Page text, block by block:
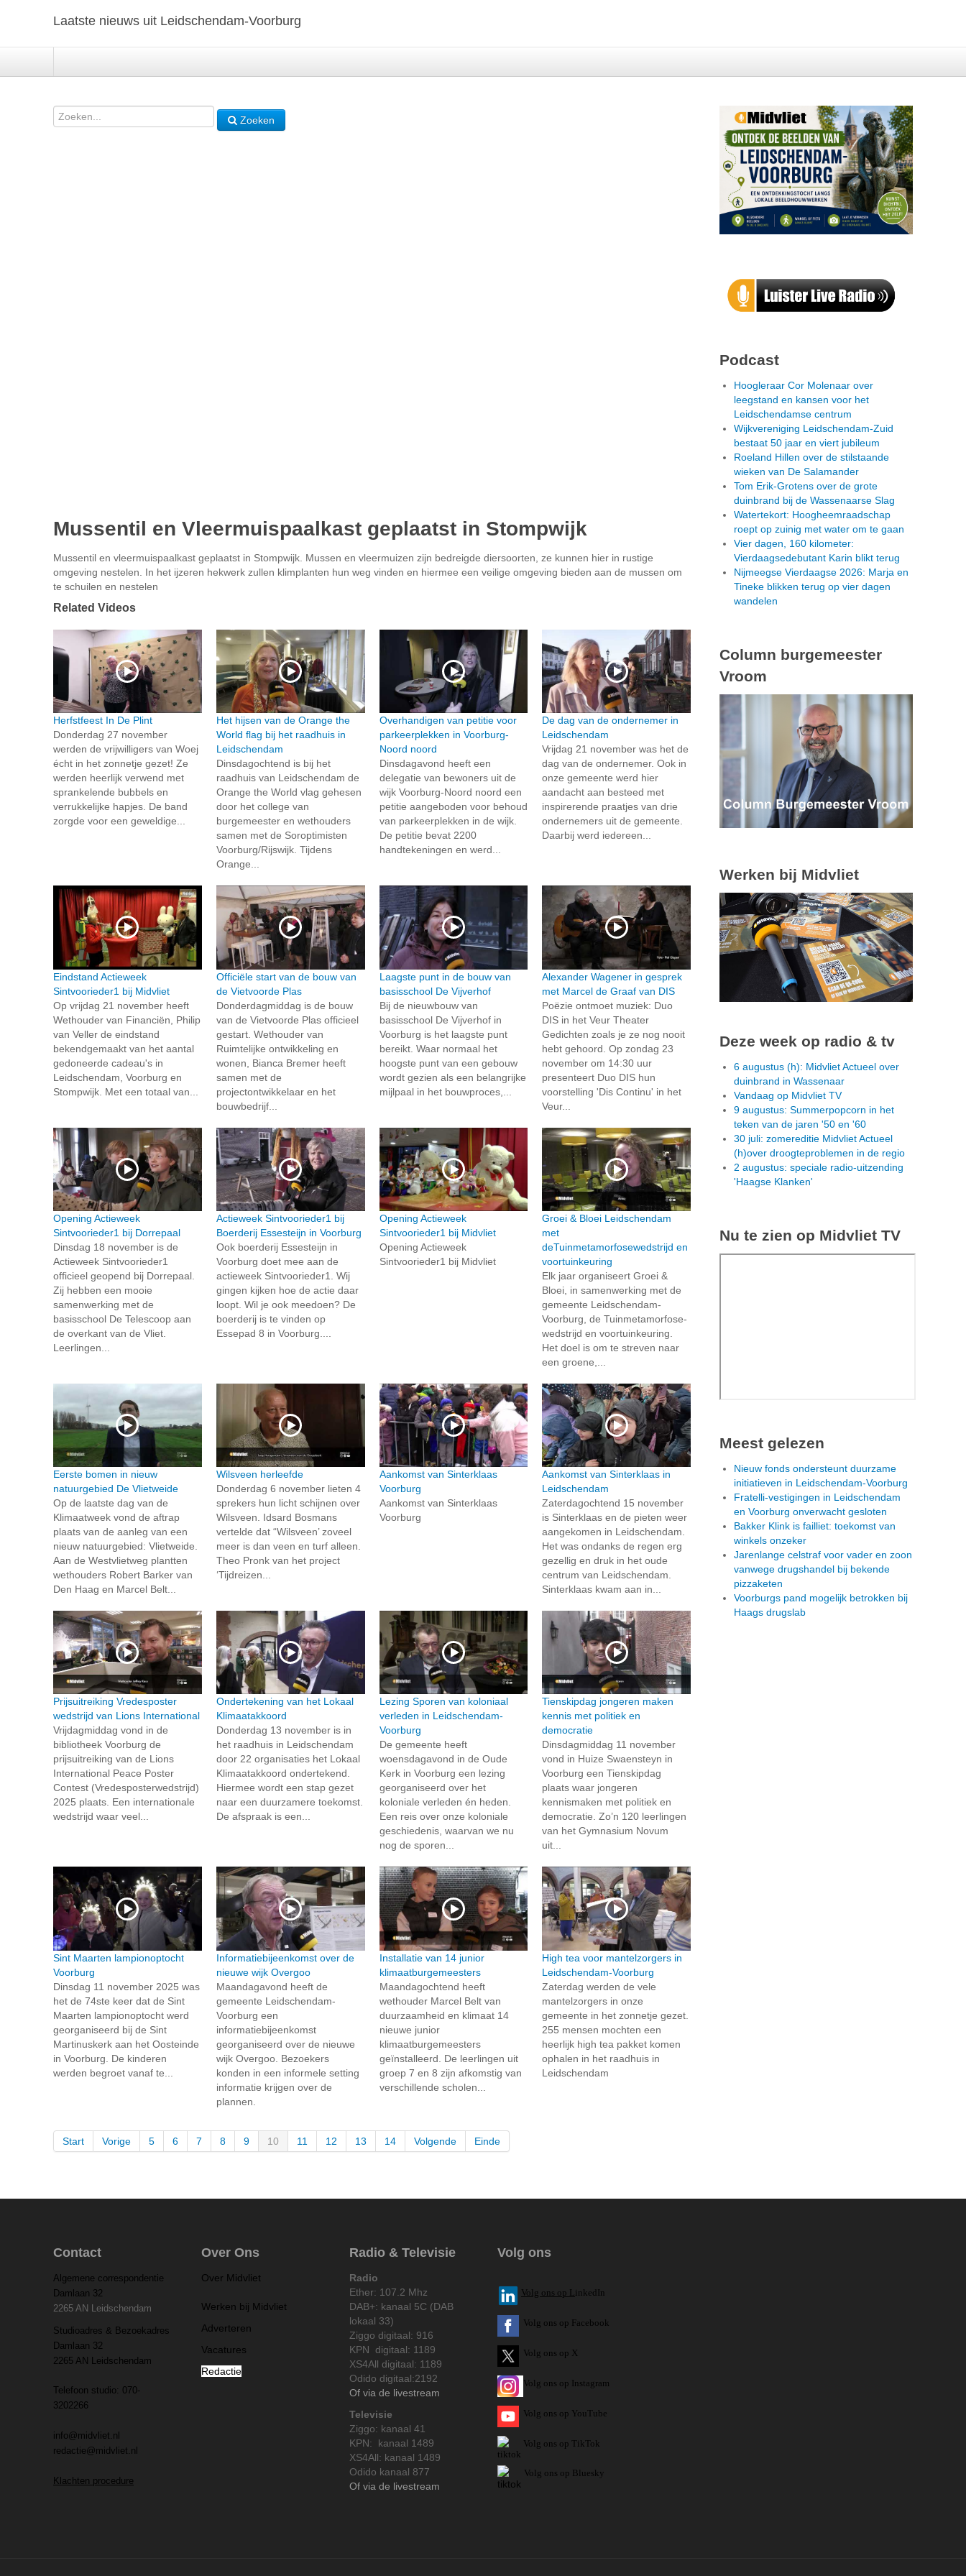
Laatste nieuws uit Leidschendam-Voorburg
Zoeken
Mussentil en Vleermuispaalkast geplaatst in Stompwijk
Mussentil en vleermuispaalkast geplaatst in Stompwijk. Mussen en vleermuizen zijn bedreigde diersoorten, ze kunnen hier in rustige
omgeving nestelen. In het ijzeren hekwerk zullen klimplanten hun weg vinden en hiermee een veilige omgeving bieden aan de mussen om
te schuilen en nestelen
Related Videos
Herfstfeest In De Plint
Donderdag 27 november
werden de vrijwilligers van Woej
écht in het zonnetje gezet! Ze
werden heerlijk verwend met
sprankelende bubbels en
verrukkelijke hapjes. De band
zorgde voor een geweldige...
Het hijsen van de Orange the
World flag bij het raadhuis in
Leidschendam
Dinsdagochtend is bij het
raadhuis van Leidschendam de
Orange the World vlag gehesen
door het college van
burgemeester en wethouders
samen met de Soroptimisten
Voorburg/Rijswijk. Tijdens
Orange...
Overhandigen van petitie voor
parkeerplekken in Voorburg-
Noord noord
Dinsdagavond heeft een
delegatie van bewoners uit de
wijk Voorburg-Noord noord een
petitie aangeboden voor behoud
van parkeerplekken in de wijk.
De petitie bevat 2200
handtekeningen en werd...
De dag van de ondernemer in
Leidschendam
Vrijdag 21 november was het de
dag van de ondernemer. Ook in
onze gemeente werd hier
aandacht aan besteed met
inspirerende praatjes van drie
ondernemers uit de gemeente.
Daarbij werd iedereen...
Eindstand Actieweek
Sintvoorieder1 bij Midvliet
Op vrijdag 21 november heeft
Wethouder van Financiën, Philip
van Veller de eindstand
bekendgemaakt van het aantal
gedoneerde cadeau's in
Leidschendam, Voorburg en
Stompwijk. Met een totaal van...
Officiële start van de bouw van
de Vietvoorde Plas
Donderdagmiddag is de bouw
van de Vietvoorde Plas officieel
gestart. Wethouder van
Ruimtelijke ontwikkeling en
wonen, Bianca Bremer heeft
samen met de
projectontwikkelaar en het
bouwbedrijf...
Laagste punt in de bouw van
basisschool De Vijverhof
Bij de nieuwbouw van
basisschool De Vijverhof in
Voorburg is het laagste punt
bereikt. Waar normaal het
hoogste punt van een gebouw
wordt gezien als een belangrijke
mijlpaal in het bouwproces,...
Alexander Wagener in gesprek
met Marcel de Graaf van DIS
Poëzie ontmoet muziek: Duo
DIS in het Veur Theater
Gedichten zoals je ze nog nooit
hebt gehoord. Op zondag 23
november om 14:30 uur
presenteert Duo DIS hun
voorstelling 'Dis Continu' in het
Veur...
Opening Actieweek
Sintvoorieder1 bij Dorrepaal
Dinsdag 18 november is de
Actieweek Sintvoorieder1
officieel geopend bij Dorrepaal.
Zij hebben een mooie
samenwerking met de
basisschool De Telescoop aan
de overkant van de Vliet.
Leerlingen...
Actieweek Sintvoorieder1 bij
Boerderij Essesteijn in Voorburg
Ook boerderij Essesteijn in
Voorburg doet mee aan de
actieweek Sintvoorieder1. Wij
gingen kijken hoe de actie daar
loopt. Wil je ook meedoen? De
boerderij is te vinden op
Essepad 8 in Voorburg....
Opening Actieweek
Sintvoorieder1 bij Midvliet
Opening Actieweek
Sintvoorieder1 bij Midvliet
Groei & Bloei Leidschendam
met
deTuinmetamorfosewedstrijd en
voortuinkeuring
Elk jaar organiseert Groei &
Bloei, in samenwerking met de
gemeente Leidschendam-
Voorburg, de Tuinmetamorfose-
wedstrijd en voortuinkeuring.
Het doel is om te streven naar
een groene,...
Eerste bomen in nieuw
natuurgebied De Vlietweide
Op de laatste dag van de
Klimaatweek vond de aftrap
plaats van de aanleg van een
nieuw natuurgebied: Vlietweide.
Aan de Westvlietweg plantten
wethouders Robert Barker van
Den Haag en Marcel Belt...
Wilsveen herleefde
Donderdag 6 november lieten 4
sprekers hun licht schijnen over
Wilsveen. Idsard Bosmans
vertelde dat “Wilsveen’ zoveel
meer is dan veen en turf alleen.
Theo Pronk van het project
‘Tijdreizen...
Aankomst van Sinterklaas
Voorburg
Aankomst van Sinterklaas
Voorburg
Aankomst van Sinterklaas in
Leidschendam
Zaterdagochtend 15 november
is Sinterklaas en de pieten weer
aangekomen in Leidschendam.
Het was ondanks de regen erg
gezellig en druk in het oude
centrum van Leidschendam.
Sinterklaas kwam aan in...
Prijsuitreiking Vredesposter
wedstrijd van Lions International
Vrijdagmiddag vond in de
bibliotheek Voorburg de
prijsuitreiking van de Lions
International Peace Poster
Contest (Vredesposterwedstrijd)
2025 plaats. Een internationale
wedstrijd waar veel...
Ondertekening van het Lokaal
Klimaatakkoord
Donderdag 13 november is in
het raadhuis in Leidschendam
door 22 organisaties het Lokaal
Klimaatakkoord ondertekend.
Hiermee wordt een stap gezet
naar een duurzamere toekomst.
De afspraak is een...
Lezing Sporen van koloniaal
verleden in Leidschendam-
Voorburg
De gemeente heeft
woensdagavond in de Oude
Kerk in Voorburg een lezing
georganiseerd over het
koloniale verleden én heden.
Een reis over onze koloniale
geschiedenis, waarvan we nu
nog de sporen...
Tienskipdag jongeren maken
kennis met politiek en
democratie
Dinsdagmiddag 11 november
vond in Huize Swaensteyn in
Voorburg een Tienskipdag
plaats waar jongeren
kennismaken met politiek en
democratie. Zo’n 120 leerlingen
van het Gymnasium Novum
uit...
Sint Maarten lampionoptocht
Voorburg
Dinsdag 11 november 2025 was
het de 74ste keer dat de Sint
Maarten lampionoptocht werd
georganiseerd bij de Sint
Martinuskerk aan het Oosteinde
in Voorburg. De kinderen
werden begroet vanaf te...
Informatiebijeenkomst over de
nieuwe wijk Overgoo
Maandagavond heeft de
gemeente Leidschendam-
Voorburg een
informatiebijeenkomst
georganiseerd over de nieuwe
wijk Overgoo. Bezoekers
konden in een informele setting
informatie krijgen over de
plannen.
Installatie van 14 junior
klimaatburgemeesters
Maandagochtend heeft
wethouder Marcel Belt van
duurzaamheid en klimaat 14
nieuwe junior
klimaatburgemeesters
geïnstalleerd. De leerlingen uit
groep 7 en 8 zijn afkomstig van
verschillende scholen...
High tea voor mantelzorgers in
Leidschendam-Voorburg
Zaterdag werden de vele
mantelzorgers in onze
gemeente in het zonnetje gezet.
255 mensen mochten een
heerlijk high tea pakket komen
ophalen in het raadhuis in
Leidschendam
Start Vorige 5 6 7 8 9 10 11 12 13 14 Volgende Einde
Podcast
Hoogleraar Cor Molenaar over
leegstand en kansen voor het
Leidschendamse centrum
Wijkvereniging Leidschendam-Zuid
bestaat 50 jaar en viert jubileum
Roeland Hillen over de stilstaande
wieken van De Salamander
Tom Erik-Grotens over de grote
duinbrand bij de Wassenaarse Slag
Watertekort: Hoogheemraadschap
roept op zuinig met water om te gaan
Vier dagen, 160 kilometer:
Vierdaagsedebutant Karin blikt terug
Nijmeegse Vierdaagse 2026: Marja en
Tineke blikken terug op vier dagen
wandelen
Column burgemeester
Vroom
Werken bij Midvliet
Deze week op radio & tv
6 augustus (h): Midvliet Actueel over
duinbrand in Wassenaar
Vandaag op Midvliet TV
9 augustus: Summerpopcorn in het
teken van de jaren '50 en '60
30 juli: zomereditie Midvliet Actueel
(h)over droogteproblemen in de regio
2 augustus: speciale radio-uitzending
'Haagse Klanken'
Nu te zien op Midvliet TV
Meest gelezen
Nieuw fonds ondersteunt duurzame
initiatieven in Leidschendam-Voorburg
Fratelli-vestigingen in Leidschendam
en Voorburg onverwacht gesloten
Bakker Klink is failliet: toekomst van
winkels onzeker
Jarenlange celstraf voor vader en zoon
vanwege drugshandel bij bekende
pizzaketen
Voorburgs pand mogelijk betrokken bij
Haags drugslab
Contact
Algemene correspondentie
Damlaan 32
2265 AN Leidschendam
Studioadres & Bezoekadres
Damlaan 32
2265 AN Leidschendam
Telefoon studio: 070-
3202266
info@midvliet.nl
redactie@midvliet.nl
Klachten procedure
Over Ons
Over Midvliet
Werken bij Midvliet
Adverteren
Vacatures
Redactie
Radio & Televisie
Radio
Ether: 107.2 Mhz
DAB+: kanaal 5C (DAB
lokaal 33)
Ziggo digitaal: 916
KPN digitaal: 1189
XS4All digitaal: 1189
Odido digitaal:2192
Of via de livestream
Televisie
Ziggo: kanaal 41
KPN: kanaal 1489
XS4All: kanaal 1489
Odido kanaal 877
Of via de livestream
Volg ons
Volg ons op L inkedIn
Volg ons op Facebook
Volg ons op X
Volg ons op Instagram
Volg ons op YouTube
Volg ons op TikTok
Volg ons op Bluesky